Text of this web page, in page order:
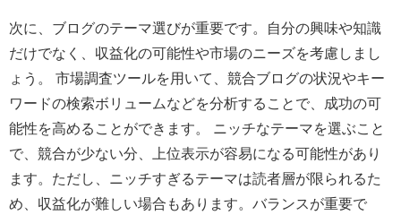
次に、ブログのテーマ選びが重要です。自分の興味や知識
だけでなく、収益化の可能性や市場のニーズを考慮しまし
ょう。 市場調査ツールを用いて、競合ブログの状況やキー
ワードの検索ボリュームなどを分析することで、成功の可
能性を高めることができます。 ニッチなテーマを選ぶこと
で、競合が少ない分、上位表示が容易になる可能性があり
ます。ただし、ニッチすぎるテーマは読者層が限られるた
め、収益化が難しい場合もあります。バランスが重要で